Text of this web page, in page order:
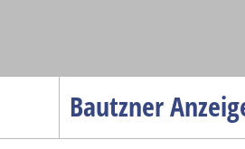
Bautzner